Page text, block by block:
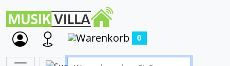
0